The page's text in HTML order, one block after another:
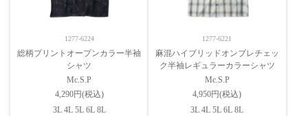
1277-6224
総柄プリントオープンカラー半袖
シャツ
Mc.S.P
4,290円(税込)
3L 4L 5L 6L 8L
1277-6221
麻混ハイブリッドオンブレチェッ
ク半袖レギュラーカラーシャツ
Mc.S.P
4,950円(税込)
3L 4L 5L 6L 8L